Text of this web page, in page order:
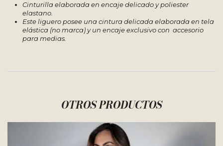
Cinturilla elaborada en encaje delicado y poliester
elastano.
Este liguero posee una cintura delicada elaborada en tela
elástica (no marca) y un encaje exclusivo con accesorio
para medias.
OTROS PRODUCTOS